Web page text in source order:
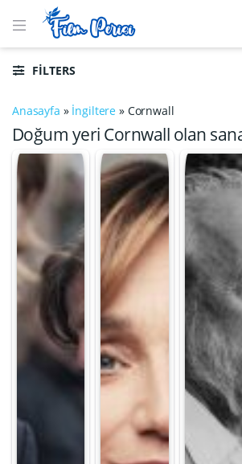
FILTERS
Anasayfa » İngiltere » Cornwall
Doğum yeri Cornwall olan